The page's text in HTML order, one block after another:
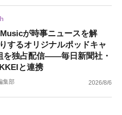
が時事ニュースを解
するオリジナルポッドキャ
を独占配信——毎日新聞社・
と連携
集部 2026/8/6